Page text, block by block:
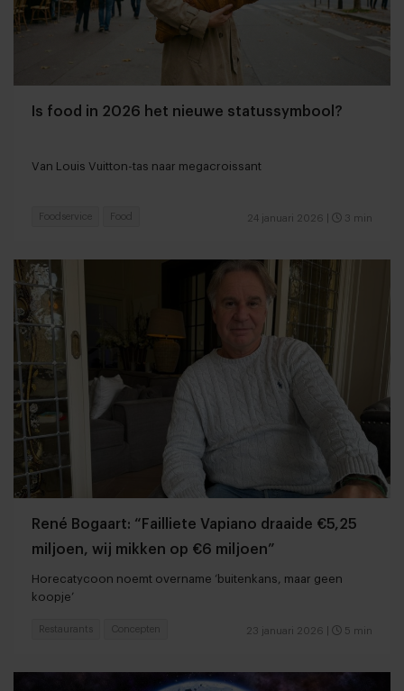
Is food in 2026 het nieuwe statussymbool?
Van Louis Vuitton-tas naar megacroissant
24 januari 2026 3 min
Foodservice Food
René Bogaart: “Failliete Vapiano draaide €5,25
miljoen, wij mikken op €6 miljoen”
Horecatycoon noemt overname ‘buitenkans, maar geen
koopje’
23 januari 2026 5 min
Restaurants Concepten